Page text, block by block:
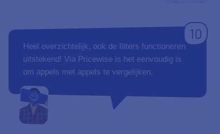
10
Heel overzichtelijk, ook de filters functioneren
uitstekend! Via Pricewise is het eenvoudig is
om appels met appels te vergelijken.